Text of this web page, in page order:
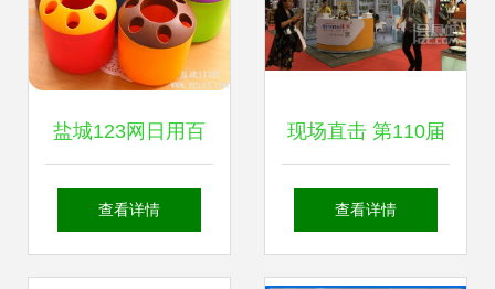
盐城123网日用百
货精品交易指南 打
查看详情
现场直击 第110届
中国日用百货商品
查看详情